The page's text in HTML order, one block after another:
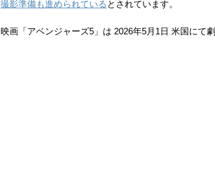
撮影準備も進められている とされています。
映画「アベンジャーズ5」は 2026年5月1日 米国にて